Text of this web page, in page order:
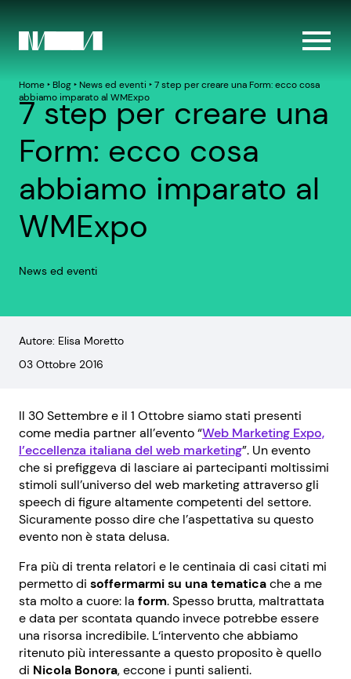
Home‣ Blog‣ News ed eventi ‣7 step per creare una Form: ecco cosa
abbiamo imparato al WMExpo
7 step per creare una
Form: ecco cosa
abbiamo imparato al
WMExpo
News ed eventi
Autore: Elisa Moretto
03 Ottobre 2016
Il 30 Settembre e il 1 Ottobre siamo stati presenti
come media partner all’evento “Web Marketing Expo,
l’eccellenza italiana del web marketing”. Un evento
che si prefiggeva di lasciare ai partecipanti moltissimi
stimoli sull’universo del web marketing attraverso gli
speech di figure altamente competenti del settore.
Sicuramente posso dire che l’aspettativa su questo
evento non è stata delusa.
Fra più di trenta relatori e le centinaia di casi citati mi
permetto di soffermarmi su una tematicache a me
sta molto a cuore: la form. Spesso brutta, maltrattata
e data per scontata quando invece potrebbe essere
una risorsa incredibile. L‘intervento che abbiamo
ritenuto più interessante a questo proposito è quello
di Nicola Bonora, eccone i punti salienti.